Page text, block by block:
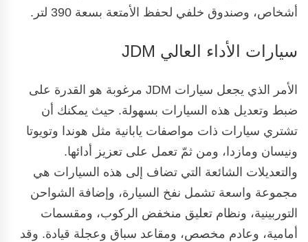
أشخاص، وصندوق خلفي لحفظ الأمتعة بسعة 390 لتر.
سيارات الأداء العالي JDM
الأمر الذي يجعل سيارات JDM مرغوبة هو القدرة على
ضبط وتعديل هذه السيارات بسهولة. حيث يمكنك أن
تشتري سيارات ذات مواصفات يابانية مثل هوندا وتويوتا
ونيسان ومازدا، ومن ثمّ تعمل على تعزيز أدائها.
والتعديلات الشائعة التي تضاف إلى هذه السيارات هي
مجموعة واسعة تشمل نفخ السيارة، وإضافة الشواحن
التوربينية، ونظام تعليق منخفض الركوب، ومقسمات
أمامية، وعادم مخصص، ومقاعد سباق وعجلة قيادة. وقد